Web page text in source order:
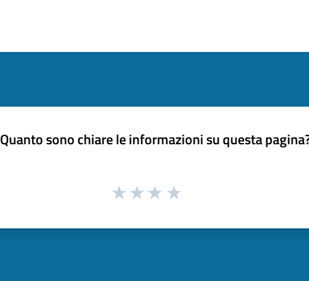
Quanto sono chiare le informazioni su questa